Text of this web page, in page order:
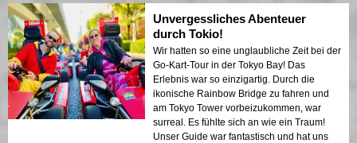
Unvergessliches Abenteuer
durch Tokio!
Wir hatten so eine unglaubliche Zeit bei der
Go-Kart-Tour in der Tokyo Bay! Das
Erlebnis war so einzigartig. Durch die
ikonische Rainbow Bridge zu fahren und
am Tokyo Tower vorbeizukommen, war
surreal. Es fühlte sich an wie ein Traum!
Unser Guide war fantastisch und hat uns